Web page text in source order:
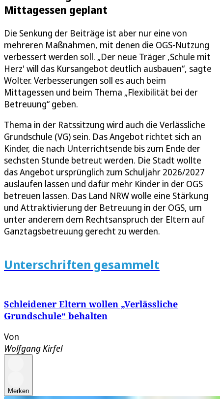
Mittagessen geplant
Die Senkung der Beiträge ist aber nur eine von
mehreren Maßnahmen, mit denen die OGS-Nutzung
verbessert werden soll. „Der neue Träger ,Schule mit
Herz' will das Kursangebot deutlich ausbauen“, sagte
Wolter. Verbesserungen soll es auch beim
Mittagessen und beim Thema „Flexibilität bei der
Betreuung“ geben.
Thema in der Ratssitzung wird auch die Verlässliche
Grundschule (VG) sein. Das Angebot richtet sich an
Kinder, die nach Unterrichtsende bis zum Ende der
sechsten Stunde betreut werden. Die Stadt wollte
das Angebot ursprünglich zum Schuljahr 2026/2027
auslaufen lassen und dafür mehr Kinder in der OGS
betreuen lassen. Das Land NRW wolle eine Stärkung
und Attraktivierung der Betreuung in der OGS, um
unter anderem dem Rechtsanspruch der Eltern auf
Ganztagsbetreuung gerecht zu werden.
Unterschriften gesammelt
Schleidener Eltern wollen „Verlässliche
Grundschule“ behalten
Von
Wolfgang Kirfel
Merken